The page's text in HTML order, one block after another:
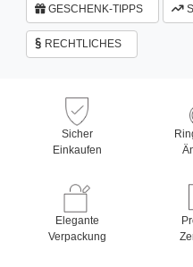
GESCHENK-TIPPS
RECHTLICHES
Sicher
Einkaufen
Elegante
Verpackung